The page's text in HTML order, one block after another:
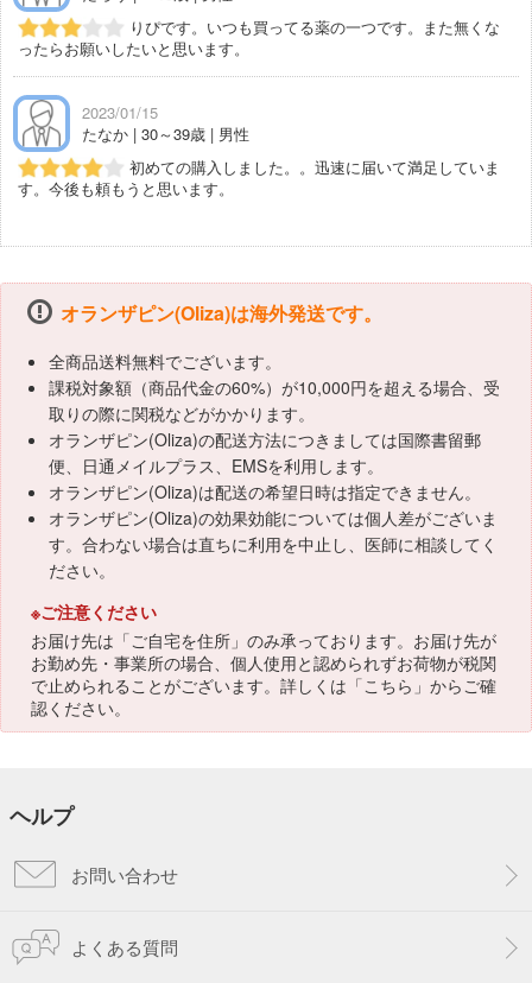
りぴです。いつも買ってる薬の一つです。また無くな
ったらお願いしたいと思います。
2023/01/15
たなか | 30～39歳 | 男性
初めての購入しました。。迅速に届いて満足していま
す。今後も頼もうと思います。
オランザピン(Oliza)は海外発送です。
全商品送料無料でございます。
課税対象額（商品代金の60%）が10,000円を超える場合、受
取りの際に関税などがかかります。
オランザピン(Oliza)の配送方法につきましては国際書留郵
便、日通メイルプラス、EMSを利用します。
オランザピン(Oliza)は配送の希望日時は指定できません。
オランザピン(Oliza)の効果効能については個人差がございま
す。合わない場合は直ちに利用を中止し、医師に相談してく
ださい。
※ご注意ください
お届け先は「ご自宅を住所」のみ承っております。お届け先が
お勤め先・事業所の場合、個人使用と認められずお荷物が税関
で止められることがございます。詳しくは「こちら 」からご確
認ください。
ヘルプ
お問い合わせ
よくある質問